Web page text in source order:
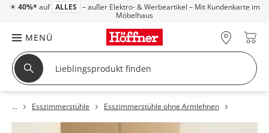
☀ 40%* auf ALLES – außer Elektro- & Werbeartikel – Mit Kundenkarte im
Möbelhaus
MENÜ
Esszimmerstühle Esszimmerstühle ohne Armlehnen